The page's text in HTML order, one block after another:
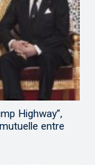
Highway”,
entre